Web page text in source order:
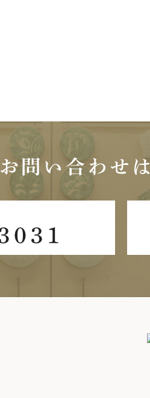
お問い合わせは